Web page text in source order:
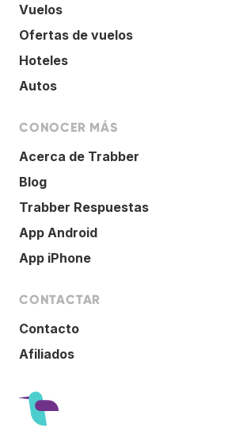
Vuelos
Ofertas de vuelos
Hoteles
Autos
CONOCER MÁS
Acerca de Trabber
Blog
Trabber Respuestas
App Android
App iPhone
CONTACTAR
Contacto
Afiliados